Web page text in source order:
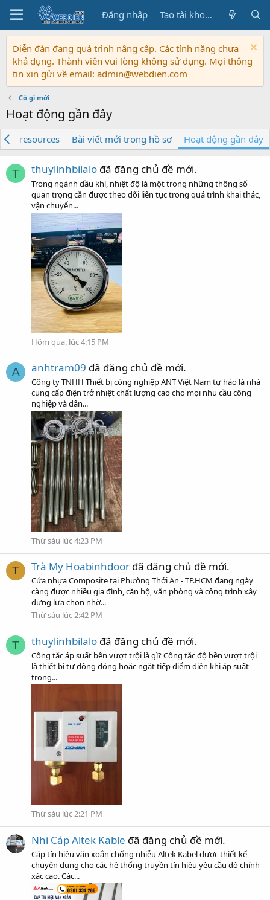
Đăng nhập Tạo tài khoản
Diễn đàn đang quá trình nâng cấp. Các tính năng chưa
khả dụng. Thành viên vui lòng không sử dụng. Mọi thông
tin xin gửi về email: admin@webdien.com
Có gì mới
Hoạt động gần đây
resources Bài viết mới trong hồ sơ Hoạt động gần đây
T thuylinhbilalo đã đăng chủ đề mới.
Trong ngành dầu khí, nhiệt độ là một trong những thông số
quan trọng cần được theo dõi liên tục trong quá trình khai thác,
vận chuyển...
Hôm qua, lúc 4:15 PM
A anhtram09 đã đăng chủ đề mới.
Công ty TNHH Thiết bị công nghiệp ANT Việt Nam tự hào là nhà
cung cấp điện trở nhiệt chất lượng cao cho mọi nhu cầu công
nghiệp và dân...
Thứ sáu lúc 4:23 PM
T Trà My Hoabinhdoor đã đăng chủ đề mới.
Cửa nhựa Composite tại Phường Thới An - TP.HCM đang ngày
càng được nhiều gia đình, căn hộ, văn phòng và công trình xây
dựng lựa chọn nhờ...
Thứ sáu lúc 2:42 PM
T thuylinhbilalo đã đăng chủ đề mới.
Công tắc áp suất bền vượt trội là gì? Công tắc độ bền vượt trội
là thiết bị tự động đóng hoặc ngắt tiếp điểm điện khi áp suất
trong...
Thứ sáu lúc 2:21 PM
Nhi Cáp Altek Kable đã đăng chủ đề mới.
Cáp tín hiệu vặn xoắn chống nhiễu Altek Kabel được thiết kế
chuyên dụng cho các hệ thống truyền tín hiệu yêu cầu độ chính
xác cao. Các...